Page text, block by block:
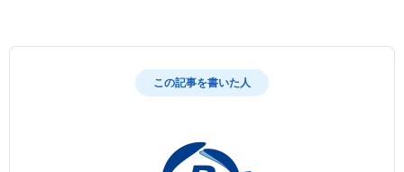
この記事を書いた人